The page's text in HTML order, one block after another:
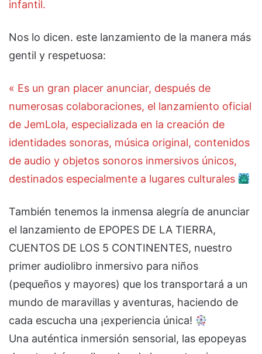
infantil.
Nos lo dicen. este lanzamiento de la manera más
gentil y respetuosa:
« Es un gran placer anunciar, después de
numerosas colaboraciones, el lanzamiento oficial
de JemLola, especializada en la creación de
identidades sonoras, música original, contenidos
de audio y objetos sonoros inmersivos únicos,
destinados especialmente a lugares culturales
También tenemos la inmensa alegría de anunciar
el lanzamiento de EPOPES DE LA TIERRA,
CUENTOS DE LOS 5 CONTINENTES, nuestro
primer audiolibro inmersivo para niños
(pequeños y mayores) que los transportará a un
mundo de maravillas y aventuras, haciendo de
cada escucha una ¡experiencia única!
Una auténtica inmersión sensorial, las epopeyas